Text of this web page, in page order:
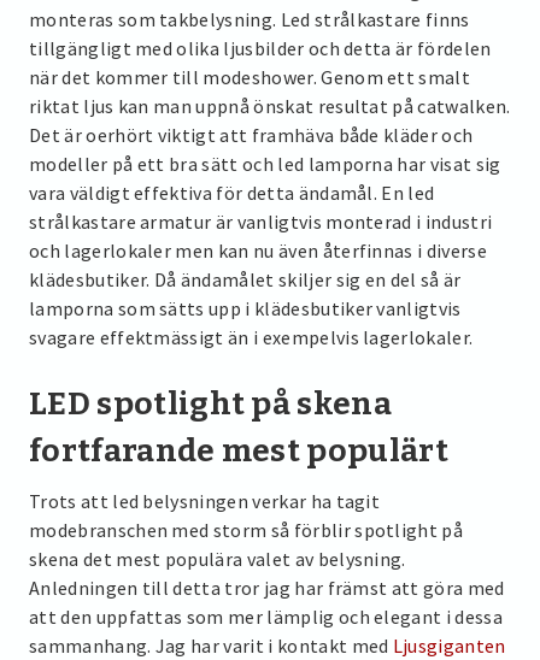
monteras som takbelysning. Led strålkastare finns
tillgängligt med olika ljusbilder och detta är fördelen
när det kommer till modeshower. Genom ett smalt
riktat ljus kan man uppnå önskat resultat på catwalken.
Det är oerhört viktigt att framhäva både kläder och
modeller på ett bra sätt och led lamporna har visat sig
vara väldigt effektiva för detta ändamål. En led
strålkastare armatur är vanligtvis monterad i industri
och lagerlokaler men kan nu även återfinnas i diverse
klädesbutiker. Då ändamålet skiljer sig en del så är
lamporna som sätts upp i klädesbutiker vanligtvis
svagare effektmässigt än i exempelvis lagerlokaler.
LED spotlight på skena
fortfarande mest populärt
Trots att led belysningen verkar ha tagit
modebranschen med storm så förblir spotlight på
skena det mest populära valet av belysning.
Anledningen till detta tror jag har främst att göra med
att den uppfattas som mer lämplig och elegant i dessa
sammanhang. Jag har varit i kontakt med Ljusgiganten